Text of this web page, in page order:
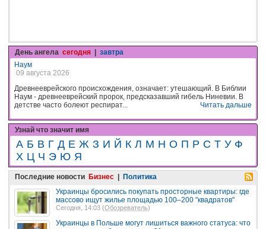
День ангела сегодня | завтра
Наум
09 августа 2026
Древнееврейского происхождения, означает: утешающий. В Библии
Наум - древнееврейский пророк, предсказавший гибель Ниневии. В
детстве часто болеют респират...
Читать дальше
Узнай что значит имя
А Б В Г Д Е Ж З И Й К Л М Н О П Р С Т У Ф
Х Ц Ч Э Ю Я
Последние новости Бизнес | Политика
Украинцы бросились покупать просторные квартиры: где
массово ищут жилье площадью 100–200 "квадратов"
Сегодня, 14:03 (Обозреватель)
Украинцы в Польше могут лишиться важного статуса: что